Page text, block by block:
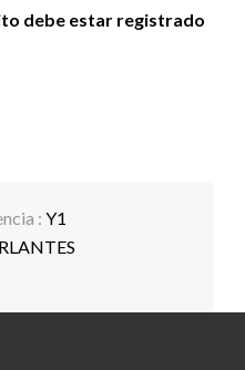
debe estar registrado
:Y1